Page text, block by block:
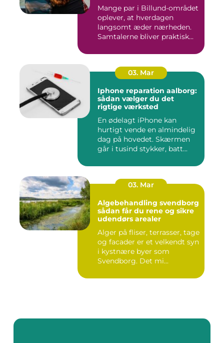
Mange par i Billund-området
oplever, at hverdagen
langsomt æder nærheden.
Samtalerne bliver praktisk...
03. Mar
Iphone reparation aalborg:
sådan vælger du det
rigtige værksted
En ødelagt iPhone kan
hurtigt vende en almindelig
dag på hovedet. Skærmen
går i tusind stykker, batt...
03. Mar
Algebehandling svendborg
sådan får du rene og sikre
udendørs arealer
Alger på fliser, terrasser, tage
og facader er et velkendt syn
i kystnære byer som
Svendborg. Det mi...